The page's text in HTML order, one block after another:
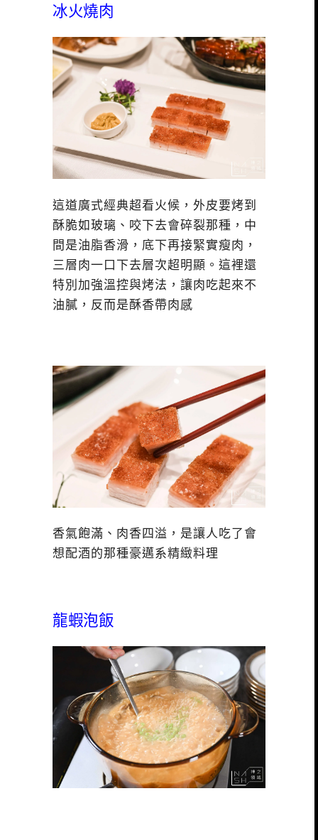
冰火燒肉
這道廣式經典超看火候，外皮要烤到
酥脆如玻璃、咬下去會碎裂那種，中
間是油脂香滑，底下再接緊實瘦肉，
三層肉一口下去層次超明顯。這裡還
特別加強溫控與烤法，讓肉吃起來不
油膩，反而是酥香帶肉感
香氣飽滿、肉香四溢，是讓人吃了會
想配酒的那種豪邁系精緻料理
龍蝦泡飯